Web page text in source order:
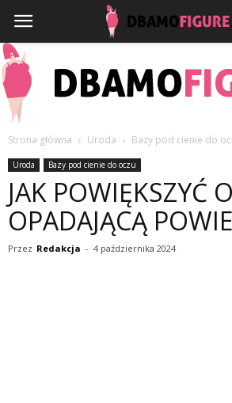
Strona główna Uroda Bazy pod cienie do
Uroda Bazy pod cienie do oczu
JAK POWIĘKSZYĆ
OPADAJĄCĄ
Przez Redakcja - 4 października 2024